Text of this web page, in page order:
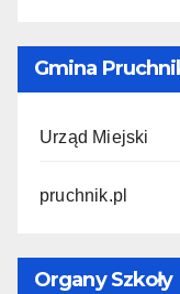
Gmina
Urząd Miejski
pruchnik.pl
Organy Szkoły